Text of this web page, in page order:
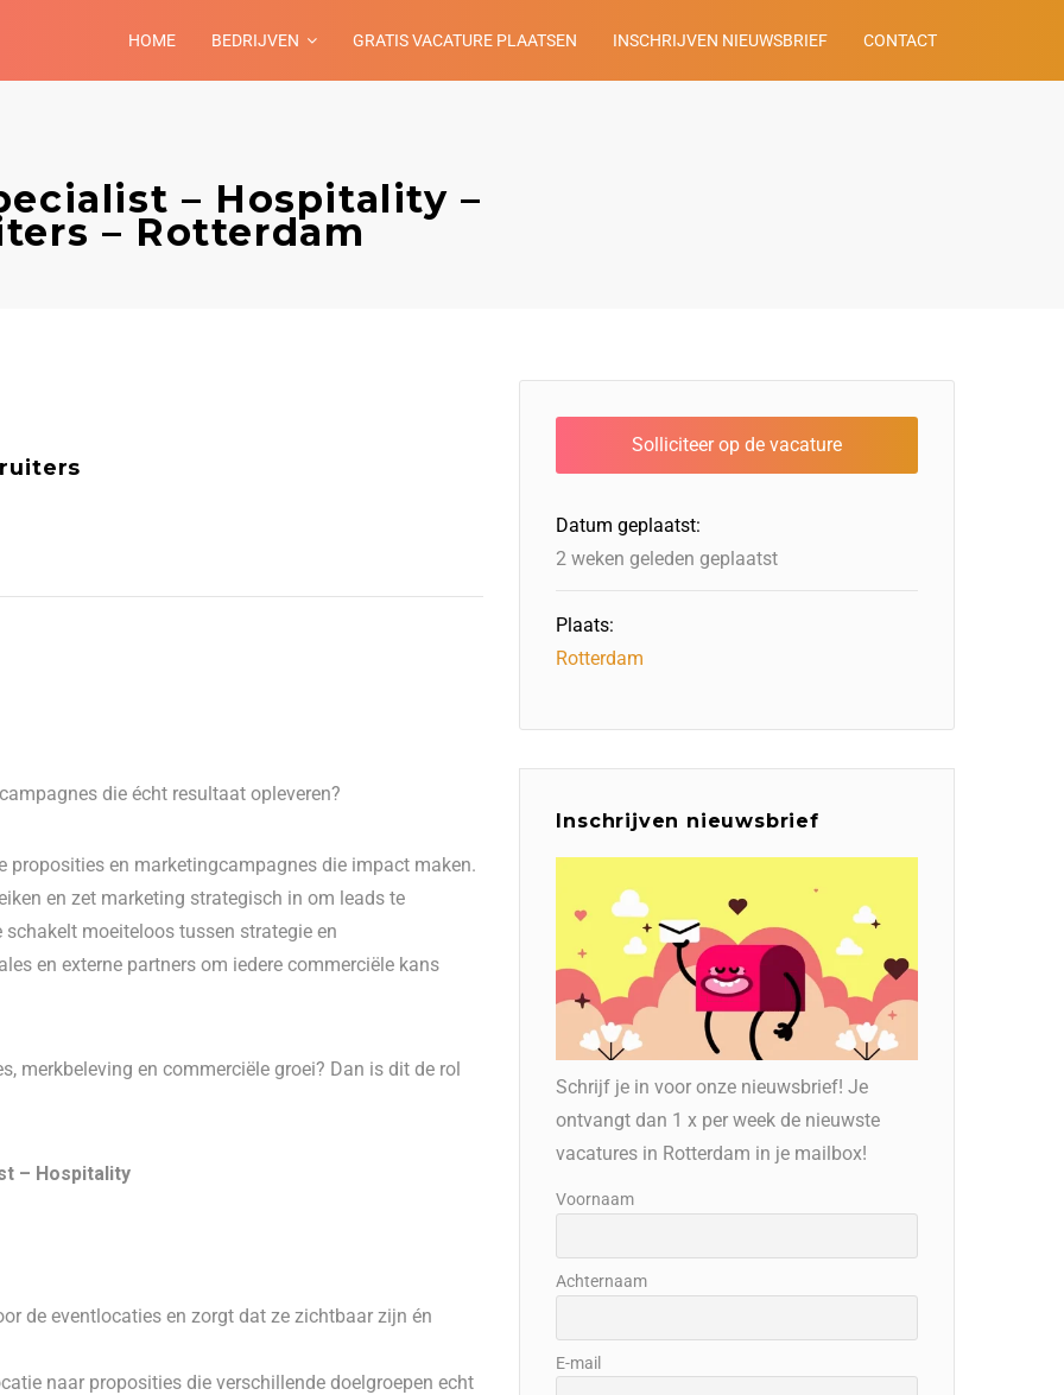
HOME BEDRIJVEN GRATIS VACATURE PLAATSEN INSCHRIJVEN NIEUWSBRIEF CONTACT
– Hospitality –
– Rotterdam
die écht resultaat opleveren?
proposities en marketingcampagnes die impact maken.
en zet marketing strategisch in om leads te
moeiteloos tussen strategie en
en externe partners om iedere commerciële kans
merkbeleving en commerciële groei? Dan is dit de rol
– Hospitality
de eventlocaties en zorgt dat ze zichtbaar zijn én
naar proposities die verschillende doelgroepen echt
Datum geplaatst:
2 weken geleden geplaatst
Plaats:
Rotterdam
Inschrijven nieuwsbrief
Schrijf je in voor onze nieuwsbrief! Je
ontvangt dan 1 x per week de nieuwste
vacatures in Rotterdam in je mailbox!
Voornaam
Achternaam
E-mail